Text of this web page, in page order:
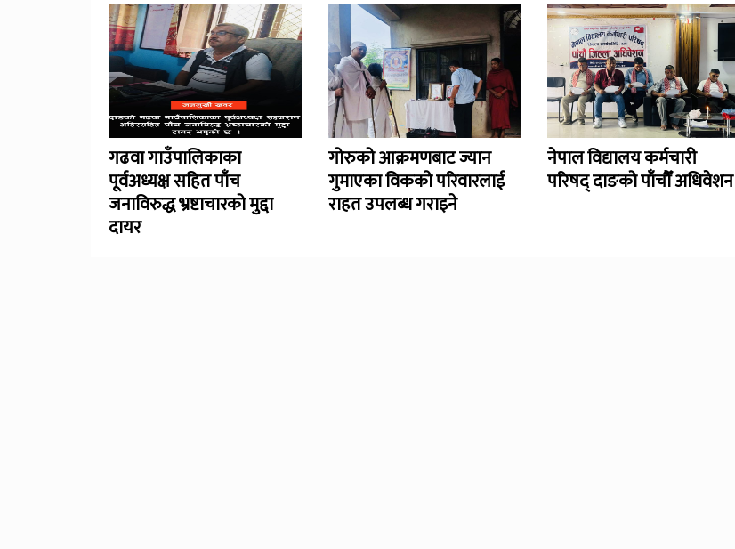
गढवा गाउँपालिकाका
पूर्वअध्यक्ष सहित पाँच
जनाविरुद्ध भ्रष्टाचारको मुद्दा
दायर
गोरुको आक्रमणबाट ज्यान
गुमाएका विकको परिवारलाई
राहत उपलब्ध गराइने
नेपाल विद्यालय कर्मचारी
परिषद् दाङको पाँचौँ अधिवेशन